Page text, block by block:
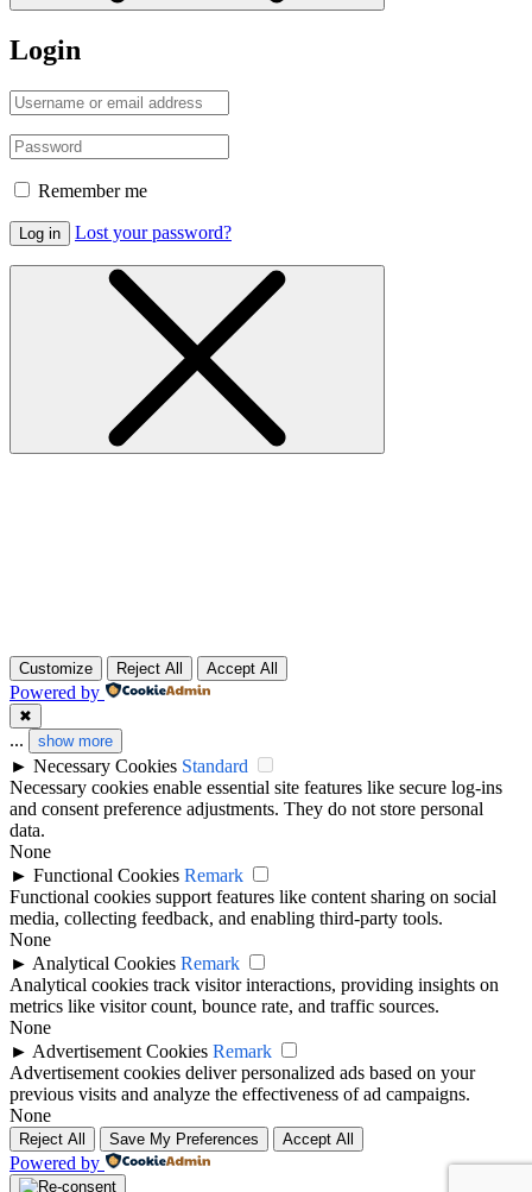
Login
Remember me
Log in Lost your password?
Customize Reject All Accept All
Powered by
✖
... show more
► Necessary Cookies Standard
Necessary cookies enable essential site features like secure log-ins
and consent preference adjustments. They do not store personal
data.
None
► Functional Cookies Remark
Functional cookies support features like content sharing on social
media, collecting feedback, and enabling third-party tools.
None
► Analytical Cookies Remark
Analytical cookies track visitor interactions, providing insights on
metrics like visitor count, bounce rate, and traffic sources.
None
► Advertisement Cookies Remark
Advertisement cookies deliver personalized ads based on your
previous visits and analyze the effectiveness of ad campaigns.
None
Reject All Save My Preferences Accept All
Powered by